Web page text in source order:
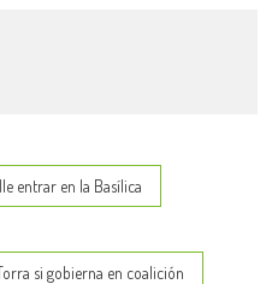
entrar en la Basílica
si gobierna en coalición